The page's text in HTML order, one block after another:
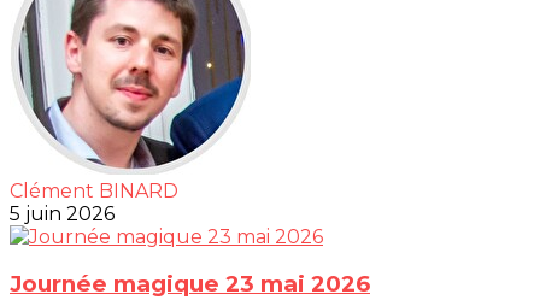
Clément BINARD
5 juin 2026
Journée magique 23 mai 2026